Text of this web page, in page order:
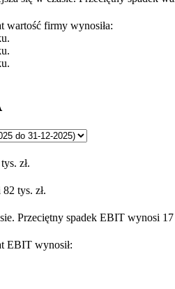
wartość firmy wynosiła:
zł.
tys. zł.
Przeciętny spadek EBIT wynosi 17
EBIT wynosił: